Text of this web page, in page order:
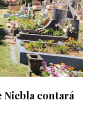
contará